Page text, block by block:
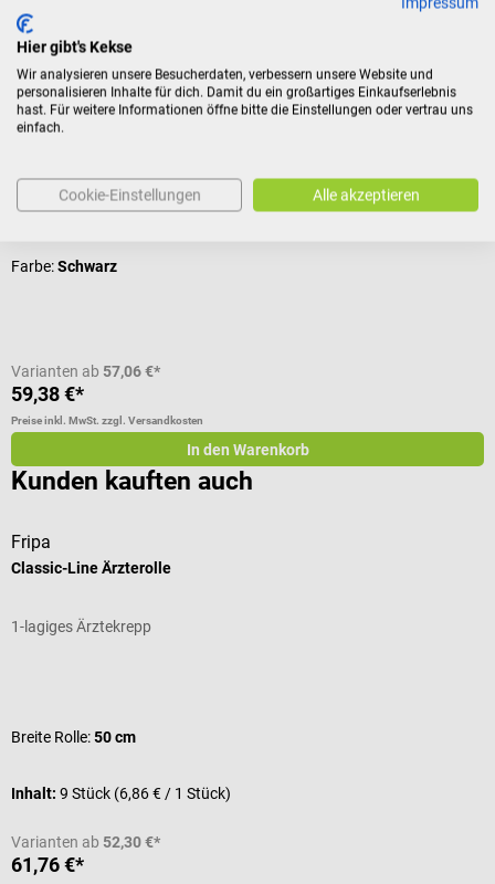
Zubehör
Katrin
Für Falthandtücher von Katrin
Farbe:Schwarz
Varianten ab 57,06 €*
59,38 €*
Preise inkl. MwSt. zzgl. Versandkosten
In den Warenkorb
Kunden kauften auch
Fripa
Classic-Line Ärzterolle
1-lagiges Ärztekrepp
Breite Rolle:50 cm
Inhalt: 9 Stück (6,86 € / 1 Stück)
Varianten ab 52,30 €*
61,76 €*
Hier gibt's Kekse
Wir analysieren unsere Besucherdaten, verbessern unsere Website und
personalisieren Inhalte für dich. Damit du ein großartiges Einkaufserlebnis
hast. Für weitere Informationen öffne bitte die Einstellungen oder vertrau uns
einfach.
Cookie-Einstellungen Alle akzeptieren